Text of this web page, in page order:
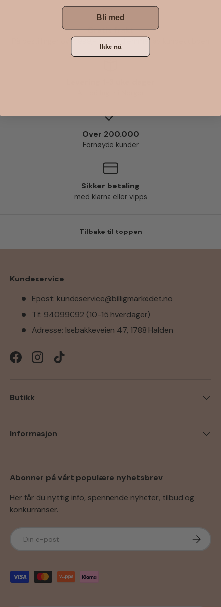
Gratis frakt
På bestillinger over 999,- for medlemmer av kundeklubben
Over 200.000
Fornøyde kunder
Sikker betaling
med klarna eller vipps
Tilbake til toppen
Kundeservice
Epost: kundeservice@billigmarkedet.no
Tlf: 94099092 (10-15 hverdager)
Adresse: Isebakkeveien 47, 1788 Halden
FacebookInstagramTikTok
Butikk
Informasjon
Abonner på vårt populære nyhetsbrev
Her får du nyttig info, spennende nyheter, tilbud og
konkurranser.
E-post Abonner
Godkjente betalingsmetoder
Bli med
Ikke nå